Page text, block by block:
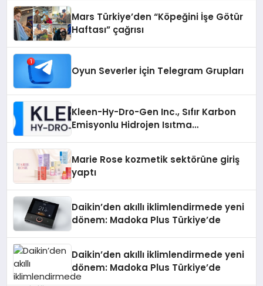
Mars Türkiye’den “Köpeğini İşe Götür
Haftası” çağrısı
Oyun Severler İçin Telegram Grupları
Kleen-Hy-Dro-Gen Inc., Sıfır Karbon
Emisyonlu Hidrojen Isıtma
Marie Rose kozmetik sektörüne giriş
yaptı
Daikin’den akıllı iklimlendirmede yeni
dönem: Madoka Plus Türkiye’de
Daikin’den akıllı iklimlendirmede yeni
dönem: Madoka Plus Türkiye’de